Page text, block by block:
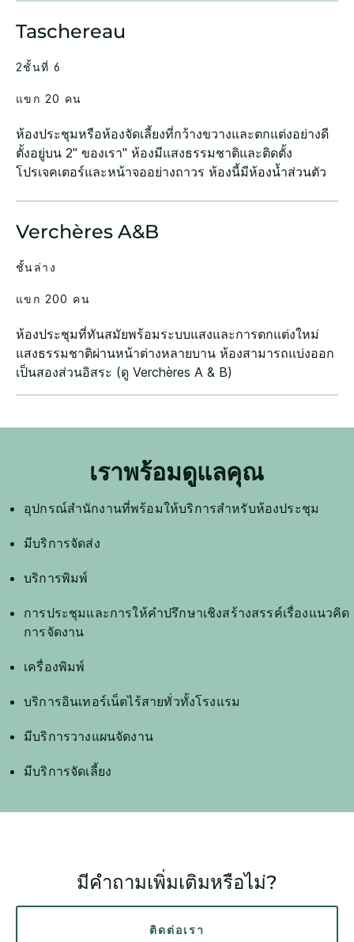
Taschereau
ห้องประชุมหรือห้องจัดเลี้ยงที่กว้างขวางและตกแต่งอย่างดี
ตั้งอยู่บน 2" ของเรา" ห้องมีแสงธรรมชาติและติดตั้ง
โปรเจคเตอร์และหน้าจออย่างถาวร ห้องนี้มีห้องน้ำส่วนตัว
2ชั้นที่ 6
แขก 20 คน
Verchères A&B
ห้องประชุมที่ทันสมัยพร้อมระบบแสงและการตกแต่งใหม่
แสงธรรมชาติผ่านหน้าต่างหลายบาน ห้องสามารถแบ่งออก
เป็นสองส่วนอิสระ (ดู Verchères A & B)
ชั้นล่าง
แขก 200 คน
เราพร้อมดูแลคุณ
อุปกรณ์สำนักงานที่พร้อมให้บริการสำหรับห้องประชุม
มีบริการจัดส่ง
บริการพิมพ์
การประชุมและการให้คำปรึกษาเชิงสร้างสรรค์เรื่องแนวคิด
การจัดงาน
เครื่องพิมพ์
บริการอินเทอร์เน็ตไร้สายทั่วทั้งโรงแรม
มีบริการวางแผนจัดงาน
มีบริการจัดเลี้ยง
มีคำถามเพิ่มเติมหรือไม่?
ติดต่อเรา